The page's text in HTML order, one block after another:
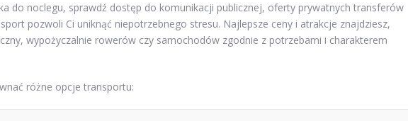
do noclegu, sprawdź dostęp do komunikacji publicznej, oferty prywatnych transferów
pozwoli Ci uniknąć niepotrzebnego stresu. Najlepsze ceny i atrakcje znajdziesz,
wypożyczalnie rowerów czy samochodów zgodnie z potrzebami i charakterem
różne opcje transportu: